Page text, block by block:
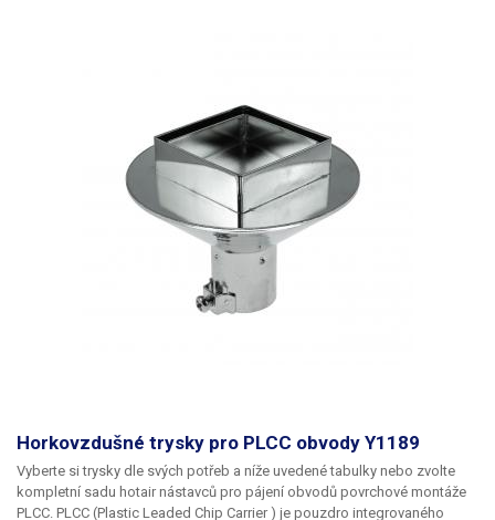
Horkovzdušné trysky pro PLCC obvody Y1189
Vyberte si trysky dle svých potřeb a níže uvedené tabulky nebo zvolte
kompletní sadu hotair nástavců pro pájení obvodů povrchové montáže
PLCC. PLCC (Plastic Leaded Chip Carrier ) je pouzdro integrovaného